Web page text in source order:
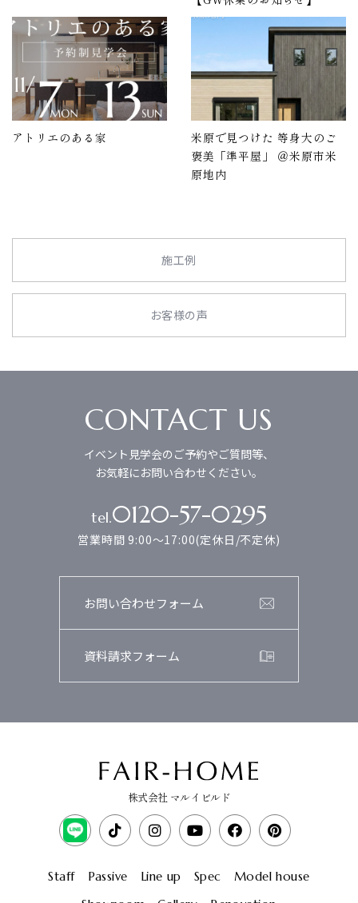
アトリエのある家
米原で見つけた 等身大のご
褒美「準平屋」 ＠米原市米
原地内
施工例
お客様の声
CONTACT US
イベント見学会のご予約やご質問等、
お気軽にお問い合わせください。
tel.0120-57-0295
営業時間 9:00～17:00(定休日/不定休)
お問い合わせフォーム
資料請求フォーム
株式会社 マルイビルド
Staff Passive Line up Spec
Model house